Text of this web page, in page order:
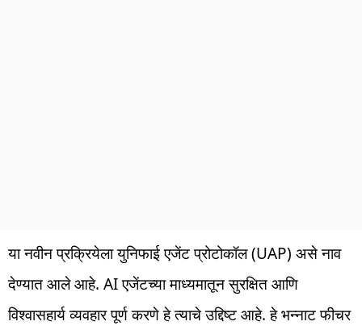
या नवीन प्रक्रियेला युनिफाई एजेंट प्रोटोकॉल (UAP) असे नाव
देण्यात आले आहे. AI एजेंटच्या माध्यमातून सुरक्षित आणि
विश्वासहार्य व्यवहार पूर्ण करणे हे त्याचे उद्दिष्ट आहे. हे भन्नाट फीचर